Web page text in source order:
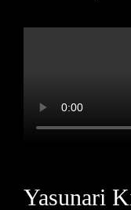
Yasunari